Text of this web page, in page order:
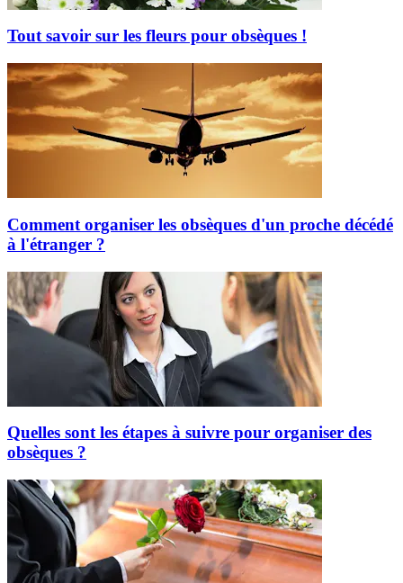
Tout savoir sur les fleurs pour obsèques !
Comment organiser les obsèques d'un proche décédé
à l'étranger ?
Quelles sont les étapes à suivre pour organiser des
obsèques ?